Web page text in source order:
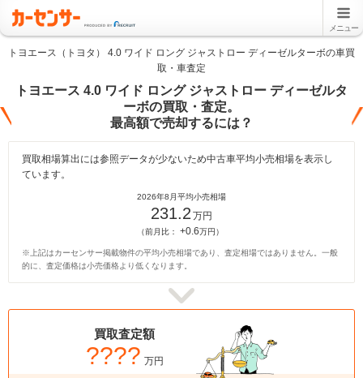
メニュー
トヨエース（トヨタ） 4.0 ワイド ロング ジャストロー ディーゼルターボの車買
取・車査定
トヨエース 4.0 ワイド ロング ジャストロー ディーゼルタ
ーボの買取・査定。
最高額で売却するには？
買取相場算出には参照データが少ないため中古車平均小売相場を表示し
ています。
2026年8月平均小売相場
231.2 万円
（前月比： +0.6万円）
※上記はカーセンサー掲載物件の平均小売相場であり、査定相場ではありません。一般
的に、査定価格は小売価格より低くなります。
買取査定額
???? 万円